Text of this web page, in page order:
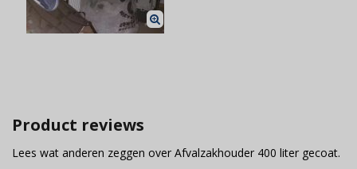
Product reviews
Lees wat anderen zeggen over Afvalzakhouder 400 liter gecoat.